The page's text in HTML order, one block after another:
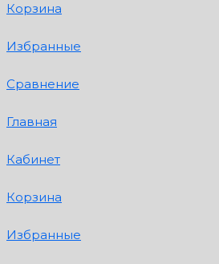
Корзина
Избранные
Сравнение
Главная
Кабинет
Корзина
Избранные